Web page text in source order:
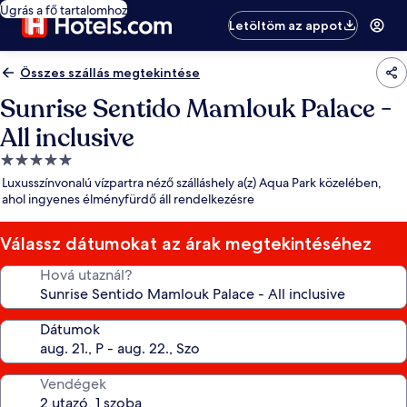
Ugrás a fő tartalomhoz
Letöltöm az appot
Összes szállás megtekintése
Sunrise Sentido Mamlouk Palace -
All inclusive
5.0
csillagos
szálláshely
Luxusszínvonalú vízpartra néző szálláshely a(z) Aqua Park közelében,
ahol ingyenes élményfürdő áll rendelkezésre
Válassz dátumokat az árak megtekintéséhez
Hová utaznál?
Dátumok
Vendégek